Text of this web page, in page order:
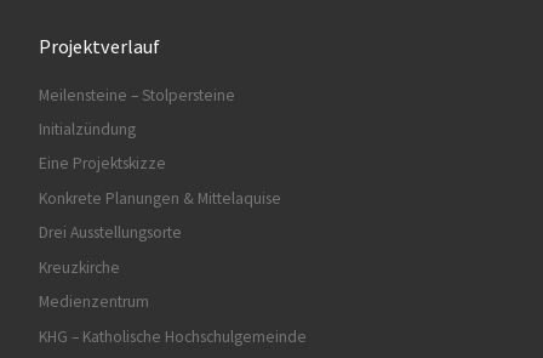
Projektverlauf
Meilensteine – Stolpersteine
Initialzündung
Eine Projektskizze
Konkrete Planungen & Mittelaquise
Drei Ausstellungsorte
Kreuzkirche
Medienzentrum
KHG – Katholische Hochschulgemeinde